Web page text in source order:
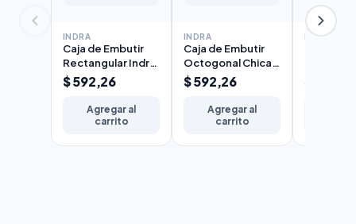
INDRA
Caja de Embutir
Rectangular Indra
5x10cm Chapa
N°20 Liviana
$ 592,26
Agregar al
carrito
INDRA
Caja de Embutir
Octogonal Chica
Indra 7x7cm
Chapa N°20
$ 592,26
Agregar al
carrito
INDRA
$